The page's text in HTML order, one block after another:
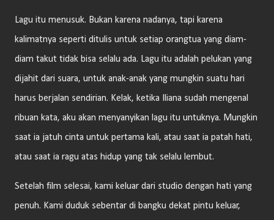
Lagu itu menusuk. Bukan karena nadanya, tapi karena
kalimatnya seperti ditulis untuk setiap orangtua yang diam-
diam takut tidak bisa selalu ada. Lagu itu adalah pelukan yang
dijahit dari suara, untuk anak-anak yang mungkin suatu hari
harus berjalan sendirian. Kelak, ketika Iliana sudah mengenal
ribuan kata, aku akan menyanyikan lagu itu untuknya. Mungkin
saat ia jatuh cinta untuk pertama kali, atau saat ia patah hati,
atau saat ia ragu atas hidup yang tak selalu lembut.
Setelah film selesai, kami keluar dari studio dengan hati yang
penuh. Kami duduk sebentar di bangku dekat pintu keluar,